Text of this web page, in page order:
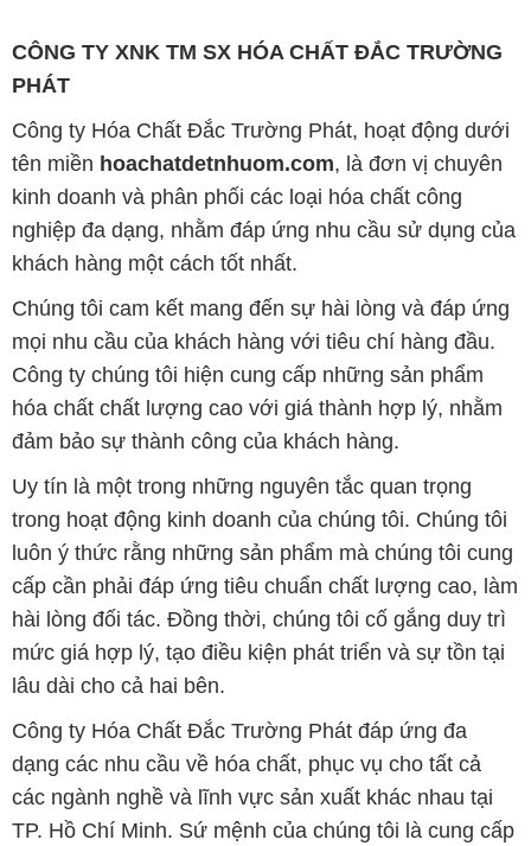
CÔNG TY XNK TM SX HÓA CHẤT ĐẮC TRƯỜNG
PHÁT
Công ty Hóa Chất Đắc Trường Phát, hoạt động dưới
tên miền hoachatdetnhuom.com, là đơn vị chuyên
kinh doanh và phân phối các loại hóa chất công
nghiệp đa dạng, nhằm đáp ứng nhu cầu sử dụng của
khách hàng một cách tốt nhất.
Chúng tôi cam kết mang đến sự hài lòng và đáp ứng
mọi nhu cầu của khách hàng với tiêu chí hàng đầu.
Công ty chúng tôi hiện cung cấp những sản phẩm
hóa chất chất lượng cao với giá thành hợp lý, nhằm
đảm bảo sự thành công của khách hàng.
Uy tín là một trong những nguyên tắc quan trọng
trong hoạt động kinh doanh của chúng tôi. Chúng tôi
luôn ý thức rằng những sản phẩm mà chúng tôi cung
cấp cần phải đáp ứng tiêu chuẩn chất lượng cao, làm
hài lòng đối tác. Đồng thời, chúng tôi cố gắng duy trì
mức giá hợp lý, tạo điều kiện phát triển và sự tồn tại
lâu dài cho cả hai bên.
Công ty Hóa Chất Đắc Trường Phát đáp ứng đa
dạng các nhu cầu về hóa chất, phục vụ cho tất cả
các ngành nghề và lĩnh vực sản xuất khác nhau tại
TP. Hồ Chí Minh. Sứ mệnh của chúng tôi là cung cấp